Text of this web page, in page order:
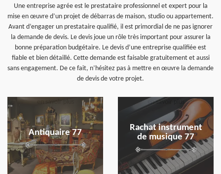
Une entreprise agrée est le prestataire professionnel et expert pour la
mise en œuvre d’un projet de débarras de maison, studio ou appartement.
Avant d’engager un prestataire qualifié, il est primordial de ne pas ignorer
la demande de devis. Le devis joue un rôle très important pour assurer la
bonne préparation budgétaire. Le devis d’une entreprise qualifiée est
fiable et bien détaillé. Cette demande est faisable gratuitement et aussi
sans engagement. De ce fait, n’hésitez pas à mettre en œuvre la demande
de devis de votre projet.
Antiquaire 77
en savoir plus
Rachat instrument
de musique 77
en savoir plus